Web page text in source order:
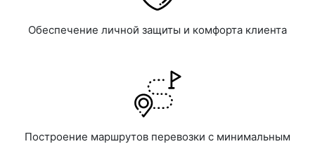
Обеспечение личной защиты и комфорта клиента
Построение маршрутов перевозки с минимальным